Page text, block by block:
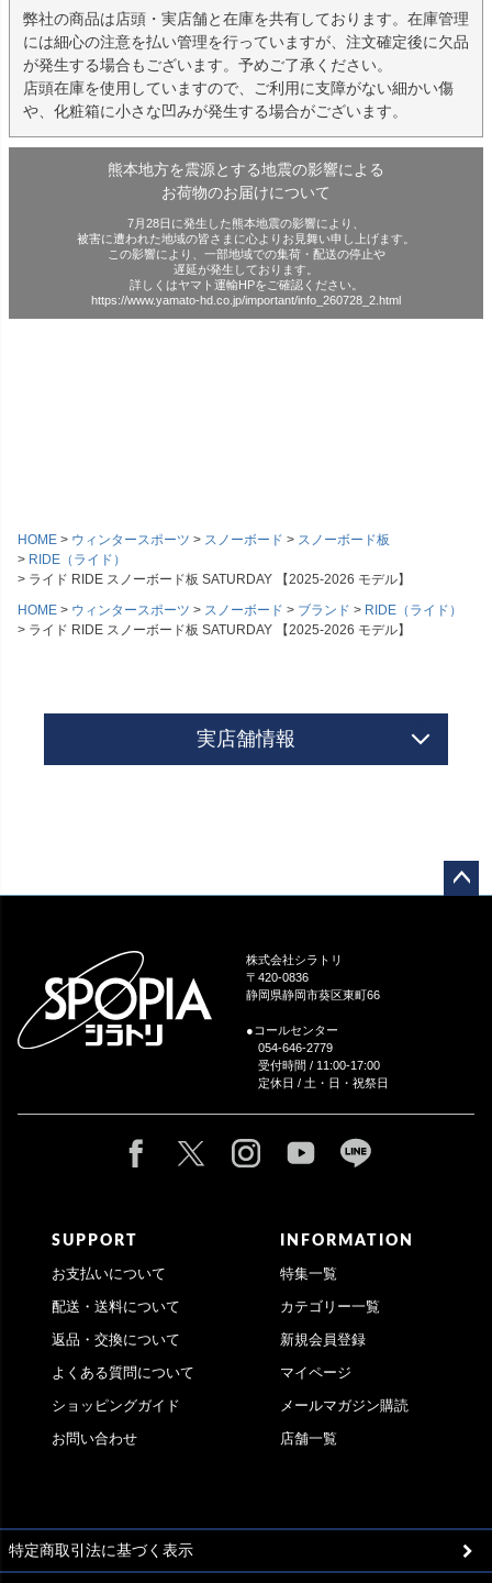
弊社の商品は店頭・実店舗と在庫を共有しております。在庫管理
には細心の注意を払い管理を行っていますが、注文確定後に欠品
が発生する場合もございます。予めご了承ください。
店頭在庫を使用していますので、ご利用に支障がない細かい傷
や、化粧箱に小さな凹みが発生する場合がございます。
熊本地方を震源とする地震の影響による
お荷物のお届けについて
7月28日に発生した熊本地震の影響により、
被害に遭われた地域の皆さまに心よりお見舞い申し上げます。
この影響により、一部地域での集荷・配送の停止や
遅延が発生しております。
詳しくはヤマト運輸HPをご確認ください。
https://www.yamato-hd.co.jp/important/info_260728_2.html
HOME ウィンタースポーツ スノーボード
スノーボード板
RIDE（ライド）
ライド RIDE スノーボード板 SATURDAY 【2025-2026 モデル】
HOME
ウィンタースポーツ スノーボード ブランド
RIDE（ライド）
ライド RIDE スノーボード板 SATURDAY 【2025-2026 モデル】
実店舗情報
株式会社シラトリ
〒420-0836
静岡県静岡市葵区東町66
●コールセンター
054-646-2779
受付時間 / 11:00-17:00
定休日 / 土・日・祝祭日
SUPPORT
お支払いについて
配送・送料について
返品・交換について
よくある質問について
ショッピングガイド
お問い合わせ
INFORMATION
特集一覧
カテゴリー一覧
新規会員登録
マイページ
メールマガジン購読
店舗一覧
特定商取引法に基づく表示